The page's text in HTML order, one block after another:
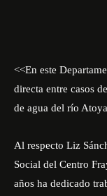
<<En este
directa entre casos
de agua del río
Al respecto Liz
Social del Centro
años ha dedicado